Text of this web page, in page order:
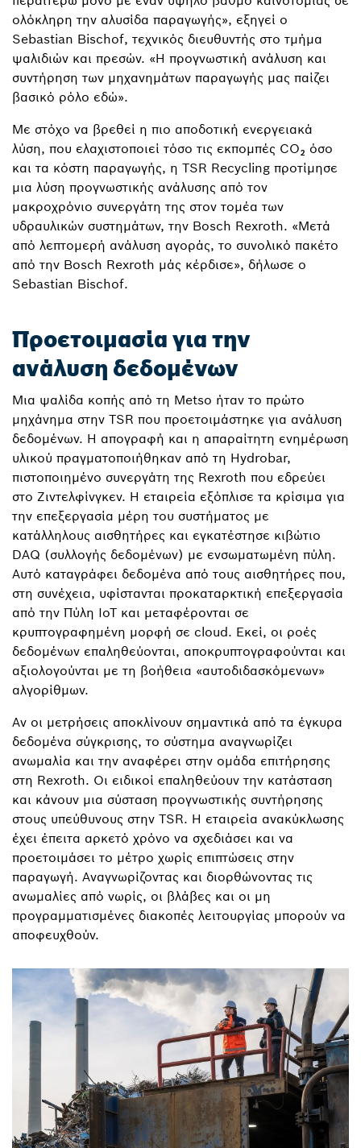
ολόκληρη την αλυσίδα παραγωγής», εξηγεί ο
Sebastian Bischof, τεχνικός διευθυντής στο τμήμα
ψαλιδιών και πρεσών. «Η προγνωστική ανάλυση και
συντήρηση των μηχανημάτων παραγωγής μας παίζει
βασικό ρόλο εδώ».
Με στόχο να βρεθεί η πιο αποδοτική ενεργειακά
λύση, που ελαχιστοποιεί τόσο τις εκπομπές CO₂ όσο
και τα κόστη παραγωγής, η TSR Recycling προτίμησε
μια λύση προγνωστικής ανάλυσης από τον
μακροχρόνιο συνεργάτη της στον τομέα των
υδραυλικών συστημάτων, την Bosch Rexroth. «Μετά
από λεπτομερή ανάλυση αγοράς, το συνολικό πακέτο
από την Bosch Rexroth μάς κέρδισε», δήλωσε ο
Sebastian Bischof.
Προετοιμασία για την
ανάλυση δεδομένων
Μια ψαλίδα κοπής από τη Metso ήταν το πρώτο
μηχάνημα στην TSR που προετοιμάστηκε για ανάλυση
δεδομένων. Η απογραφή και η απαραίτητη ενημέρωση
υλικού πραγματοποιήθηκαν από τη Hydrobar,
πιστοποιημένο συνεργάτη της Rexroth που εδρεύει
στο Ζιντελφίνγκεν. Η εταιρεία εξόπλισε τα κρίσιμα για
την επεξεργασία μέρη του συστήματος με
κατάλληλους αισθητήρες και εγκατέστησε κιβώτιο
DAQ (συλλογής δεδομένων) με ενσωματωμένη πύλη.
Αυτό καταγράφει δεδομένα από τους αισθητήρες που,
στη συνέχεια, υφίστανται προκαταρκτική επεξεργασία
από την Πύλη IoT και μεταφέρονται σε
κρυπτογραφημένη μορφή σε cloud. Εκεί, οι ροές
δεδομένων επαληθεύονται, αποκρυπτογραφούνται και
αξιολογούνται με τη βοήθεια «αυτοδιδασκόμενων»
αλγορίθμων.
Αν οι μετρήσεις αποκλίνουν σημαντικά από τα έγκυρα
δεδομένα σύγκρισης, το σύστημα αναγνωρίζει
ανωμαλία και την αναφέρει στην ομάδα επιτήρησης
στη Rexroth. Οι ειδικοί επαληθεύουν την κατάσταση
και κάνουν μια σύσταση προγνωστικής συντήρησης
στους υπεύθυνους στην TSR. Η εταιρεία ανακύκλωσης
έχει έπειτα αρκετό χρόνο να σχεδιάσει και να
προετοιμάσει το μέτρο χωρίς επιπτώσεις στην
παραγωγή. Αναγνωρίζοντας και διορθώνοντας τις
ανωμαλίες από νωρίς, οι βλάβες και οι μη
προγραμματισμένες διακοπές λειτουργίας μπορούν να
αποφευχθούν.